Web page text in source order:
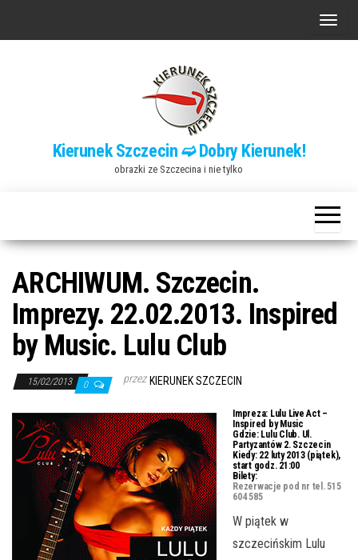
P
n
a
w
a
Kierunek Szczecin ➫ Dobry Kierunek!
obrazki ze Szczecina i nie tylko
ARCHIWUM. Szczecin.
Imprezy. 22.02.2013. Inspired
by Music. Lulu Club
15/02/2013 0 przez KIERUNEK SZCZECIN
Impreza: Lulu Live Act –
Inspired by Music
Gdzie: Lulu Club. Ul.
Partyzantów 2. Szczecin
Kiedy: 22 luty 2013 (piątek),
start godz. 21:00
Bilety:
Rezerwacje pod nr tel. 515
604 585
W piątek w
szczecińskim Lulu